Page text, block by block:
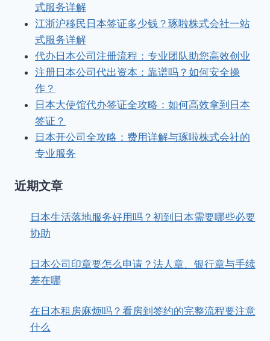
式服务详解
江浙沪移民日本签证多少钱？琢啦株式会社一站
式服务详解
代办日本公司注册流程：专业团队助您高效创业
注册日本公司代出资本：靠谱吗？如何安全操
作？
日本大使馆代办签证全攻略：如何高效拿到日本
签证？
日本开公司全攻略：费用详解与琢啦株式会社的
专业服务
近期文章
日本生活落地服务好用吗？初到日本需要哪些必要
协助
日本公司印章要怎么申请？法人章、银行章与手续
差在哪
在日本租房麻烦吗？看房到签约的完整流程要注意
什么